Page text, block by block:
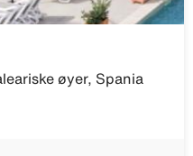
øyer, Spania